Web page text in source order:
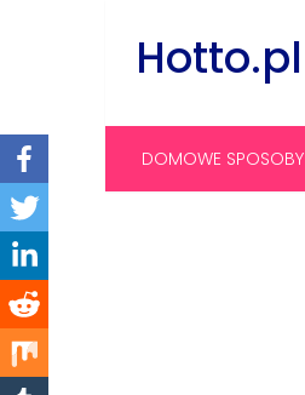
Hotto.pl
DOMOWE SPOSOBY